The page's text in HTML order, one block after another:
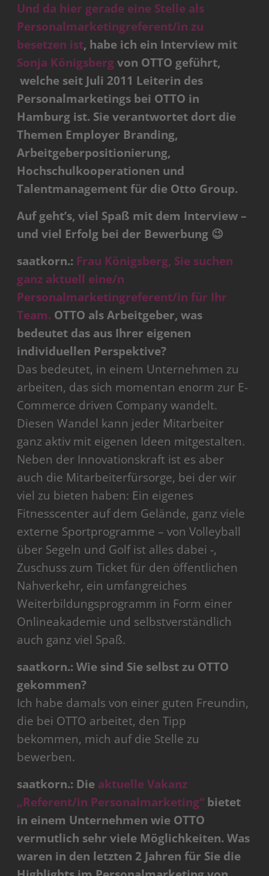
Und da hier gerade eine Stelle als
Personalmarketingreferent/in zu
besetzen ist, habe ich ein Interview mit
Sonja Königsbergvon OTTO geführt,
welche seit Juli 2011 Leiterin des
Personalmarketings bei OTTO in
Hamburg ist. Sie verantwortet dort die
Themen Employer Branding,
Arbeitgeberpositionierung,
Hochschulkooperationen und
Talentmanagement für die Otto Group.
Auf geht’s, viel Spaß mit dem Interview –
und viel Erfolg bei der Bewerbung 😉
saatkorn.: Frau Königsberg, Sie suchen
ganz aktuell eine/n
Personalmarketingreferent/in für Ihr
Team. OTTO als Arbeitgeber, was
bedeutet das aus Ihrer eigenen
individuellen Perspektive?
Das bedeutet, in einem Unternehmen zu
arbeiten, das sich momentan enorm zur E-
Commerce driven Company wandelt.
Diesen Wandel kann jeder Mitarbeiter
ganz aktiv mit eigenen Ideen mitgestalten.
Neben der Innovationskraft ist es aber
auch die Mitarbeiterfürsorge, bei der wir
viel zu bieten haben: Ein eigenes
Fitnesscenter auf dem Gelände, ganz viele
externe Sportprogramme – von Volleyball
über Segeln und Golf ist alles dabei -,
Zuschuss zum Ticket für den öffentlichen
Nahverkehr, ein umfangreiches
Weiterbildungsprogramm in Form einer
Onlineakademie und selbstverständlich
auch ganz viel Spaß.
saatkorn.: Wie sind Sie selbst zu OTTO
gekommen?
Ich habe damals von einer guten Freundin,
die bei OTTO arbeitet, den Tipp
bekommen, mich auf die Stelle zu
bewerben.
saatkorn.: Die aktuelle Vakanz
„Referent/in Personalmarketing“ bietet
in einem Unternehmen wie OTTO
vermutlich sehr viele Möglichkeiten. Was
waren in den letzten 2 Jahren für Sie die